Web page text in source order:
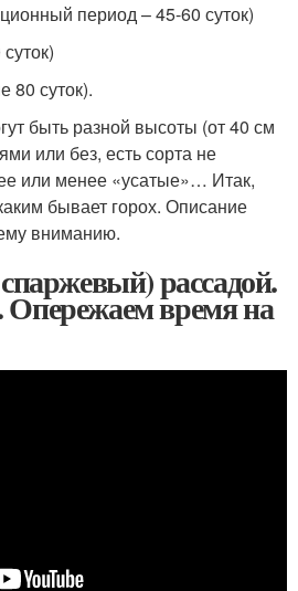
период – 45-60 суток)
80 суток).
быть разной высоты (от 40 см
или без, есть сорта не
или менее «усатые»… Итак,
бывает горох. Описание
вниманию.
рассадой.
время на